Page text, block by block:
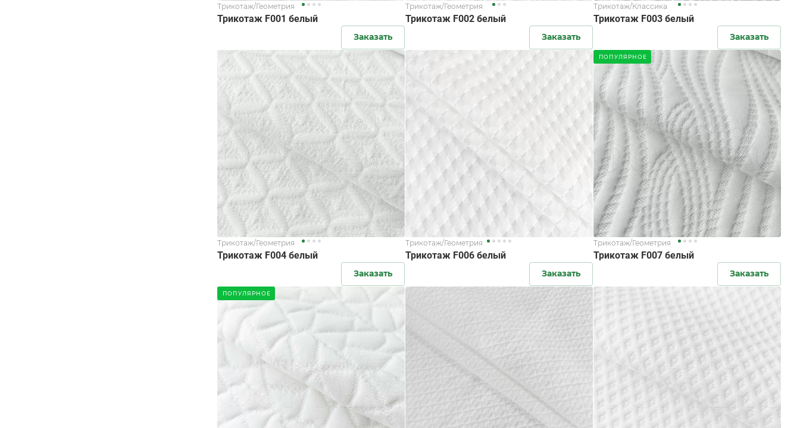
Трикотаж/Геометрия
Трикотаж F001 белый
Заказать
Трикотаж/Геометрия
Трикотаж F002 белый
Заказать
Трикотаж/Классика
Трикотаж F003 белый
Заказать
Трикотаж/Геометрия
Трикотаж F004 белый
Заказать
Трикотаж/Геометрия
Трикотаж F006 белый
Заказать
ПОПУЛЯРНОЕ
Трикотаж/Геометрия
Трикотаж F007 белый
Заказать
ПОПУЛЯРНОЕ